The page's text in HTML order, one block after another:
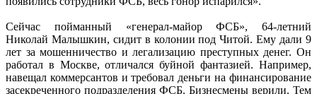
Сейчас пойманный «генерал-майор ФСБ», 64-летний
Николай Малышкин, сидит в колонии под Читой. Ему дали 9
лет за мошенничество и легализацию преступных денег. Он
работал в Москве, отличался буйной фантазией. Например,
навещал коммерсантов и требовал деньги на финансирование
засекреченного подразделения ФСБ. Бизнесмены верили. Тем